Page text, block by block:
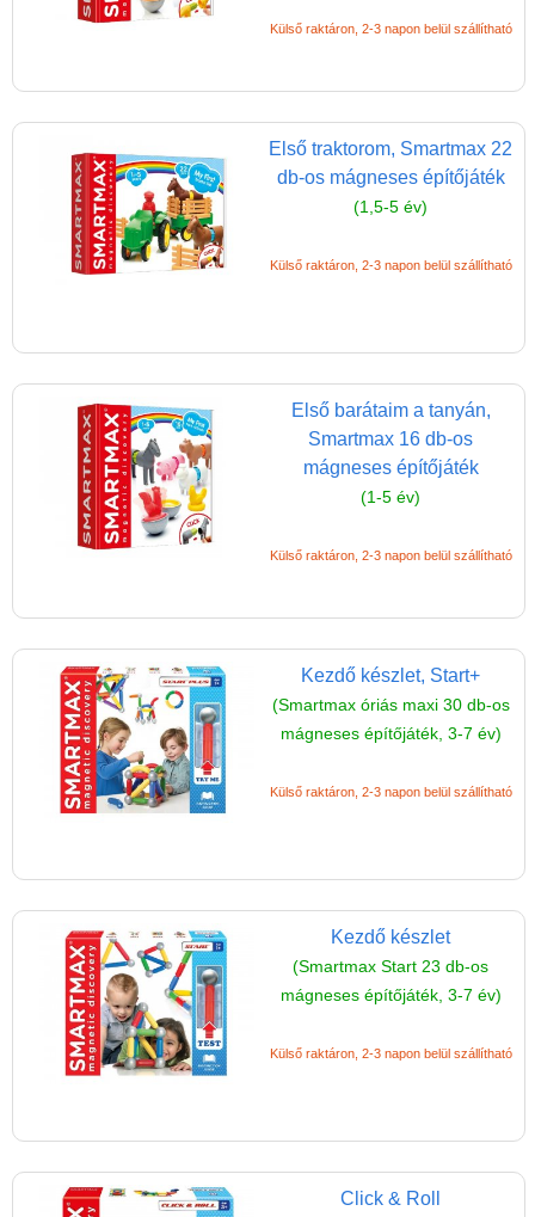
Külső raktáron, 2-3 napon belül szállítható
Első traktorom, Smartmax 22
db-os mágneses építőjáték
(1,5-5 év)
Külső raktáron, 2-3 napon belül szállítható
Első barátaim a tanyán,
Smartmax 16 db-os
mágneses építőjáték
(1-5 év)
Külső raktáron, 2-3 napon belül szállítható
Kezdő készlet, Start+
(Smartmax óriás maxi 30 db-os
mágneses építőjáték, 3-7 év)
Külső raktáron, 2-3 napon belül szállítható
Kezdő készlet
(Smartmax Start 23 db-os
mágneses építőjáték, 3-7 év)
Külső raktáron, 2-3 napon belül szállítható
Click & Roll
Mozgásfejlesztő játékok
Pasztell játékok
Papírszínház
Szerelés, barkácsolás, kerti
kalandozás
Szerepjáték
(baba,autó,konyha,épület,..)
Úti játékok, Utazó játékok
Ügyességi játékok
játékok